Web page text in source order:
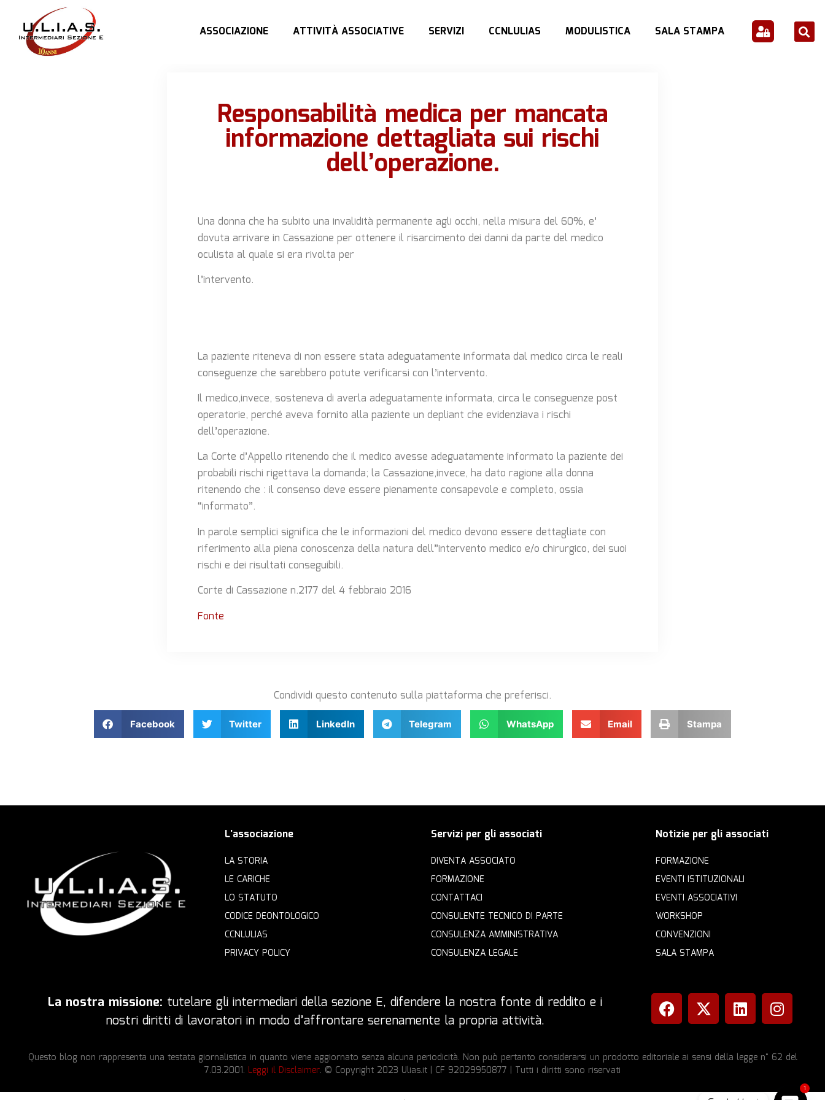
ASSOCIAZIONE ATTIVITÀ ASSOCIATIVE SERVIZI CCNLULIAS MODULISTICA SALA STAMPA
Responsabilità medica per mancata
informazione dettagliata sui rischi
dell’operazione.
Una donna che ha subito una invalidità permanente agli occhi, nella misura del 60%, e’
dovuta arrivare in Cassazione per ottenere il risarcimento dei danni da parte del medico
oculista al quale si era rivolta per
l’intervento.
La paziente riteneva di non essere stata adeguatamente informata dal medico circa le reali
conseguenze che sarebbero potute verificarsi con l’intervento.
Il medico,invece, sosteneva di averla adeguatamente informata, circa le conseguenze post
operatorie, perché aveva fornito alla paziente un depliant che evidenziava i rischi
dell’operazione.
La Corte d’Appello ritenendo che il medico avesse adeguatamente informato la paziente dei
probabili rischi rigettava la domanda; la Cassazione,invece, ha dato ragione alla donna
ritenendo che : il consenso deve essere pienamente consapevole e completo, ossia
“informato”.
In parole semplici significa che le informazioni del medico devono essere dettagliate con
riferimento alla piena conoscenza della natura dell”intervento medico e/o chirurgico, dei suoi
rischi e dei risultati conseguibili.
Corte di Cassazione n.2177 del 4 febbraio 2016
Fonte
Condividi questo contenuto sulla piattaforma che preferisci.
Facebook Twitter LinkedIn Telegram WhatsApp Email Stampa
L'associazione
LA STORIA
LE CARICHE
LO STATUTO
CODICE DEONTOLOGICO
CCNLULIAS
PRIVACY POLICY
Servizi per gli associati
DIVENTA ASSOCIATO
FORMAZIONE
CONTATTACI
CONSULENTE TECNICO DI PARTE
CONSULENZA AMMINISTRATIVA
CONSULENZA LEGALE
Notizie per gli associati
FORMAZIONE
EVENTI ISTITUZIONALI
EVENTI ASSOCIATIVI
WORKSHOP
CONVENZIONI
SALA STAMPA
La nostra missione: tutelare gli intermediari della sezione E, difendere la nostra fonte di reddito e i
nostri diritti di lavoratori in modo d’affrontare serenamente la propria attività.
Questo blog non rappresenta una testata giornalistica in quanto viene aggiornato senza alcuna periodicità. Non può pertanto considerarsi un prodotto editoriale ai sensi della legge n° 62 del
7.03.2001. Leggi il Disclaimer. © Copyright 2023 Ulias.it | CF 92029950877 | Tutti i diritti sono riservati
1